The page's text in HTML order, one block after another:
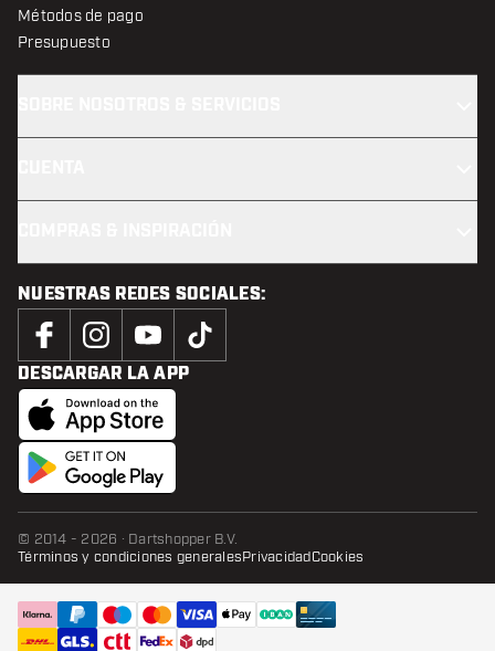
AÑADIR A LA CESTA
Métodos de pago
Presupuesto
NUESTRAS REDES SOCIALES:
DESCARGAR LA APP
© 2014 - 2026 · Dartshopper B.V.
Términos y condiciones generalesPrivacidadCookies